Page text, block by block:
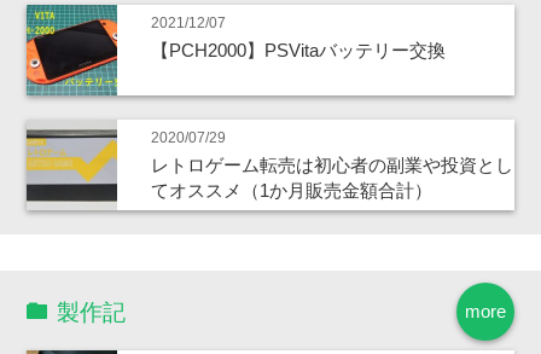
2021/12/07
【PCH2000】PSVitaバッテリー交換
2020/07/29
レトロゲーム転売は初心者の副業や投資とし
てオススメ（1か月販売金額合計）
more
製作記